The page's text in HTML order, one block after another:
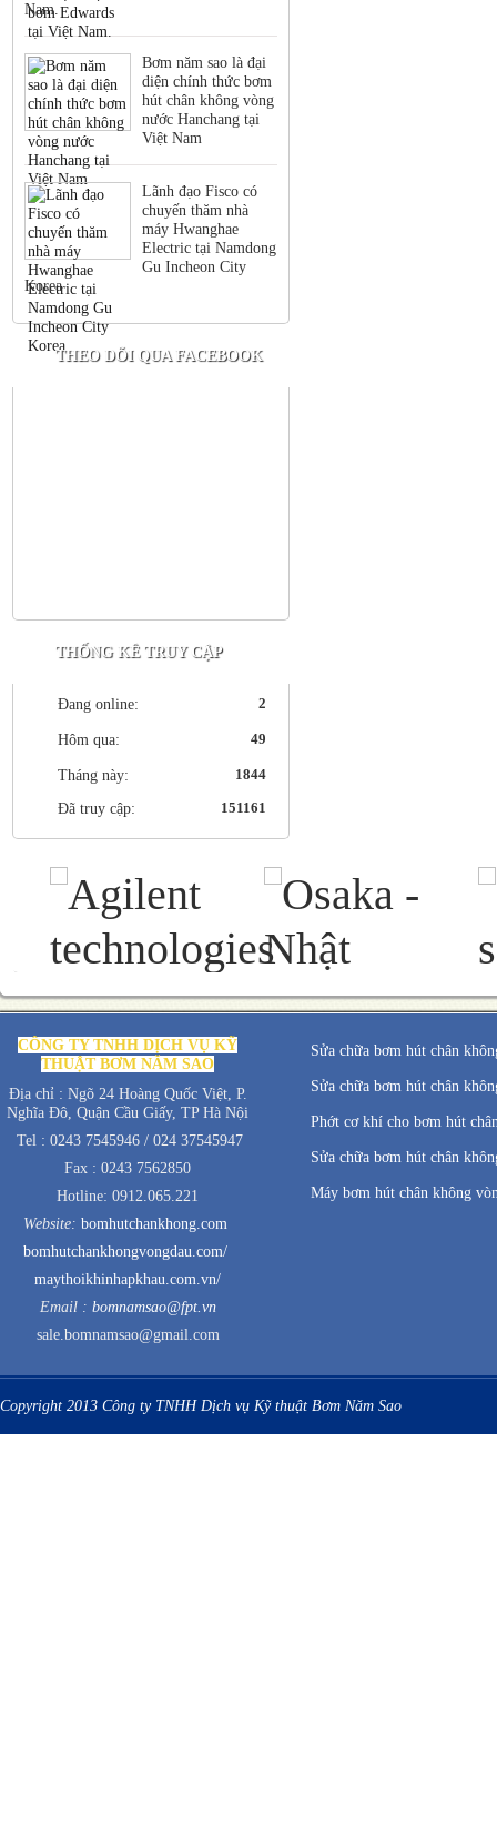
Nam.
Bơm năm sao là đại
diện chính thức bơm
hút chân không vòng
nước Hanchang tại
Việt Nam
Lãnh đạo Fisco có
chuyến thăm nhà
máy Hwanghae
Electric tại Namdong
Gu Incheon City
Korea
THEO DÕI QUA FACEBOOK
THỐNG KÊ TRUY CẬP
Đang online: 2
Hôm qua: 49
Tháng này: 1844
Đã truy cập: 151161
CÔNG TY TNHH DỊCH VỤ KỸ
THUẬT BƠM NĂM SAO
Địa chỉ : Ngõ 24 Hoàng Quốc Việt, P.
Nghĩa Đô, Quận Cầu Giấy, TP Hà Nội
Tel : 0243 7545946 / 024 37545947
Fax : 0243 7562850
Hotline: 0912.065.221
Website: bomhutchankhong.com
bomhutchankhongvongdau.com/
maythoikhinhapkhau.com.vn/
Email : bomnamsao@fpt.vn
sale.bomnamsao@gmail.com
Sửa chữa bơm hút chân
Sửa chữa bơm hút chân
Phớt cơ khí cho bơm hút
Sửa chữa bơm hút chân
Máy bơm hút chân không
Copyright 2013 Công ty TNHH Dịch vụ Kỹ thuật Bơm Năm Sao